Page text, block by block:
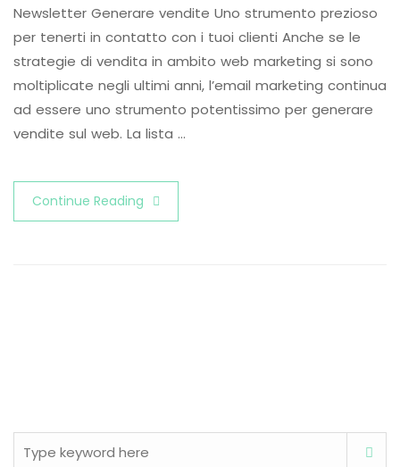
Newsletter Generare vendite Uno strumento prezioso
per tenerti in contatto con i tuoi clienti Anche se le
strategie di vendita in ambito web marketing si sono
moltiplicate negli ultimi anni, l’email marketing continua
ad essere uno strumento potentissimo per generare
vendite sul web. La lista …
Continue Reading